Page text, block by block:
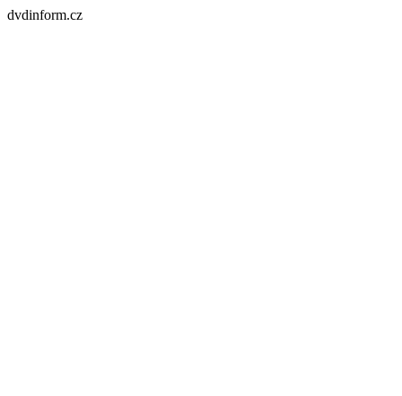
dvdinform.cz